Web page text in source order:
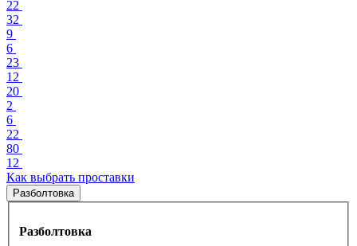
22
32
9
6
23
12
20
2
6
22
80
12
Как выбрать проставки
Разболтовка
Разболтовка